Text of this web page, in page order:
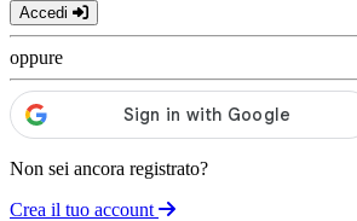
Accedi
oppure
Non sei ancora registrato?
Crea il tuo account